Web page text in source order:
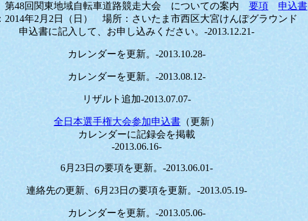
48回関東地域自転車道路競走大会 についての案内 要項
申込書
2014年2月2日（日） 場所：さいたま市西区大宮けんぽグラウンド
申込書に記入して、お申し込みください。-2013.12.21-
カレンダーを更新。-2013.10.28-
カレンダーを更新。-2013.08.12-
リザルト追加-2013.07.07-
全日本選手権大会参加申込書 （更新）
カレンダーに記録会を掲載
-2013.06.16-
6月23日の要項を更新。-2013.06.01-
連絡先の更新、6月23日の要項を更新。-2013.05.19-
カレンダーを更新。-2013.05.06-